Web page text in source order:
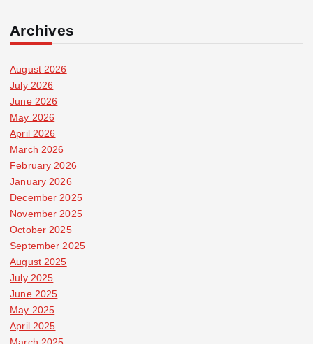
Archives
August 2026
July 2026
June 2026
May 2026
April 2026
March 2026
February 2026
January 2026
December 2025
November 2025
October 2025
September 2025
August 2025
July 2025
June 2025
May 2025
April 2025